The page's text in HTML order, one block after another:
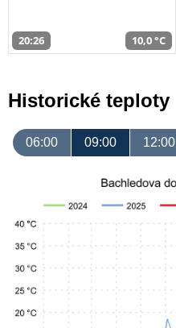
20:26 10,0 °C
Historické teploty
06:00 09:00 12:00